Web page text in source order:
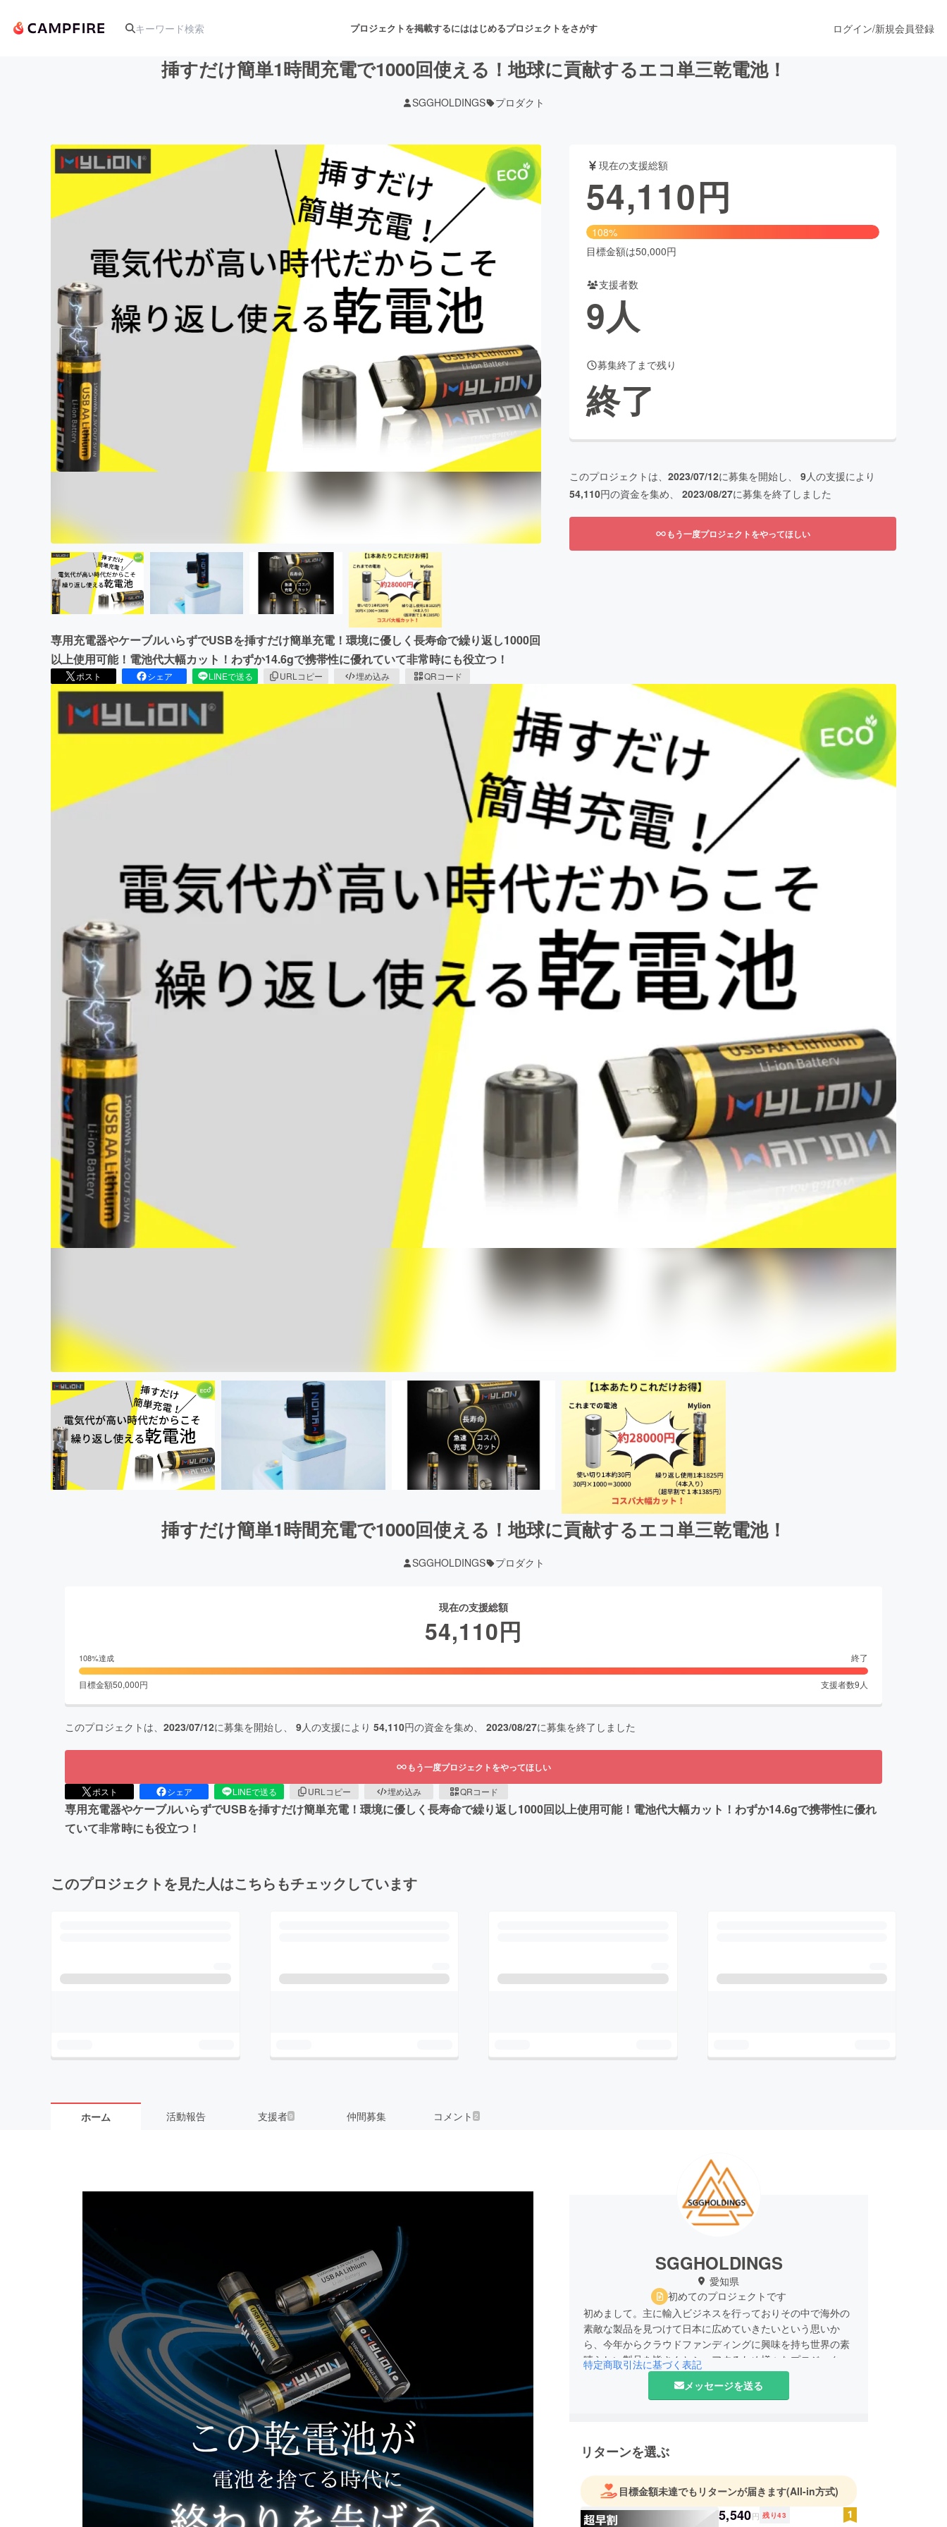
プロジェクトを掲載するにははじめるプロジェクトをさがす
アート・写真 音楽 舞台・パフォーマンス
ゲーム・サービス開発 ファッション
映像・映画 書籍・雑誌出版
チャレンジ ビューティー・ヘルスケア
まちづくり・地域活性化
CAMPFIRE for Social GoodCAMPFIRE Creation
CAMPFIREふるさと納税machi-ya コミュニティ
ログイン/新規会員登録
挿すだけ簡単1時間充電で1000回使える！地球に貢献するエコ単三乾電池！
SGGHOLDINGS プロダクト
専用充電器やケーブルいらずでUSBを挿すだけ簡単充電！環境に優しく長寿命で繰り返し1000回
以上使用可能！電池代大幅カット！わずか14.6gで携帯性に優れていて非常時にも役立つ！
ポスト シェア LINEで送る URLコピー 埋め込み QRコード
現在の支援総額
54,110円
108%
目標金額は50,000円
支援者数
9人
募集終了まで残り
終了
このプロジェクトは、 2023/07/12に募集を開始し、 9人の支援により
54,110円の資金を集め、 2023/08/27に募集を終了しました
もう一度プロジェクトをやってほしい
挿すだけ簡単1時間充電で1000回使える！地球に貢献するエコ単三乾電池！
SGGHOLDINGS プロダクト
現在の支援総額
54,110円
108%達成 終了
目標金額50,000円 支援者数9 人
このプロジェクトは、 2023/07/12に募集を開始し、 9人の支援により 54,110円の資金を集め、 2023/08/27に募集を終了しました
もう一度プロジェクトをやってほしい
ポスト シェア LINEで送る URLコピー 埋め込み QRコード
専用充電器やケーブルいらずでUSBを挿すだけ簡単充電！環境に優しく長寿命で繰り返し1000回以上使用可能！電池代大幅カット！わずか14.6gで携帯性に優れ
ていて非常時にも役立つ！
このプロジェクトを見た人はこちらもチェックしています
ホーム 活動報告 支援者9 仲間募集 コメント 2
SGGHOLDINGS
愛知県
初めてのプロジェクトです
初めまして。主に輸入ビジネスを行っておりその中で海外の
素敵な製品を見つけて日本に広めていきたいという思いか
ら、今年からクラウドファンディングに興味を持ち世界の素
晴らしい製品を皆さんとシェアするため様々なプロジェクト
特定商取引法に基づく表記
メッセージを送る
リターンを選ぶ
目標金額未達でもリターンが届きます(All-in方式)
5,540円 残り43